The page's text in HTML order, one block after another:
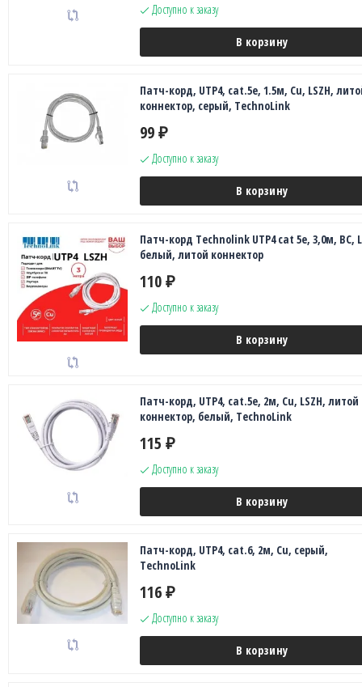
Доступно к заказу
В корзину
Патч-корд, UTP4, cat.5е, 1.5м, Сu, LSZH,
коннектор, серый, TechnoLink
99 ₽
Доступно к заказу
В корзину
Патч-корд Technolink UTP4 cat 5e, 3,0м, ВС,
белый, литой коннектор
110 ₽
Доступно к заказу
В корзину
Патч-корд, UTP4, cat.5e, 2м, Сu, LSZH, литой
коннектор, белый, TechnoLink
115 ₽
Доступно к заказу
В корзину
Патч-корд, UTP4, cat.6, 2м, Сu, серый,
TechnoLink
116 ₽
Доступно к заказу
В корзину